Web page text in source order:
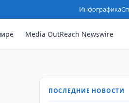
Инфографика
Media OutReach Newswire
ПОСЛЕДНИЕ НОВОСТИ